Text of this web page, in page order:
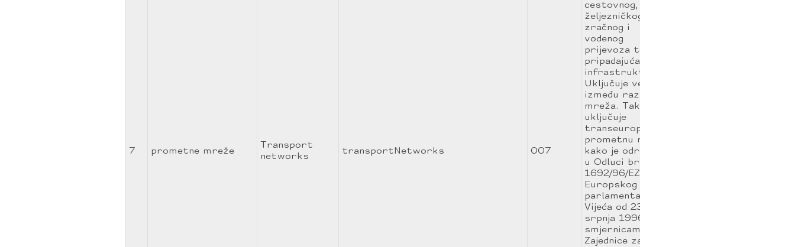
7 prometne mreže
Transport
networks
transportNetworks 007
cestovnog,
željezničkog,
zračnog i
vodenog
prijevoza te
pripadajuća
infrastruktura.
Uključuje veze
između različitih
mreža. Također
uključuje
transeuropsku
prometnu mrežu
kako je određena
u Odluci br.
1692/96/EZ,
Europskog
parlamenta i
Vijeća od 23.
srpnja 1996. o
smjernicama
Zajednice za